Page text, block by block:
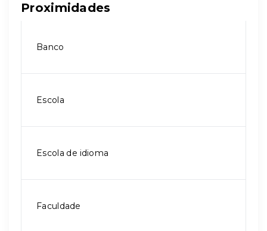
Proximidades
Banco
Escola
Escola de idioma
Faculdade